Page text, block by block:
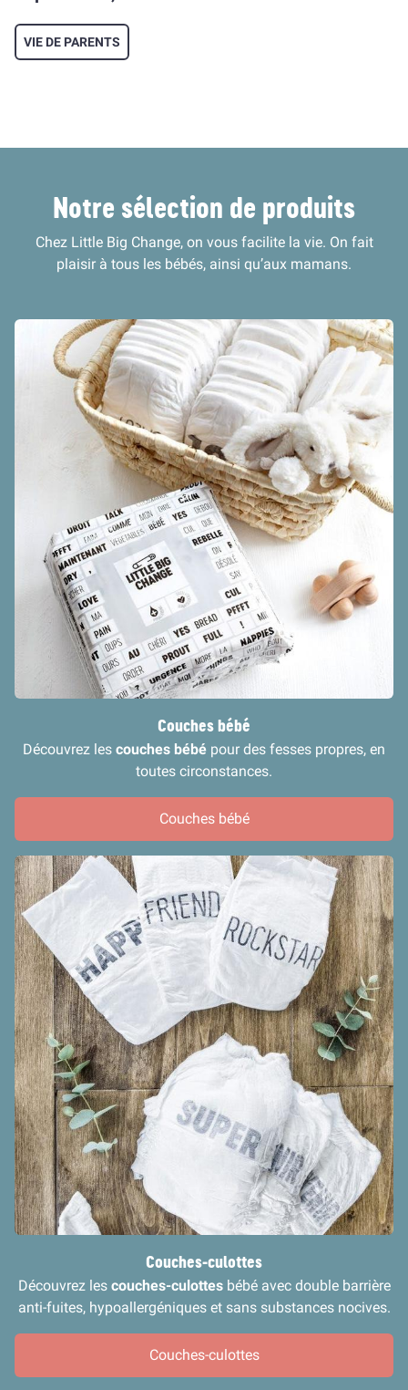
VIE DE PARENTS
Notre sélection de produits
Chez Little Big Change, on vous facilite la vie. On fait
plaisir à tous les bébés, ainsi qu’aux mamans.
Couches bébé
Découvrez les couches bébé pour des fesses propres, en
toutes circonstances.
Couches bébé
Couches-culottes
Découvrez les couches-culottesbébé avec double barrière
anti-fuites, hypoallergéniques et sans substances nocives.
Couches-culottes